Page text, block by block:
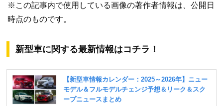
※この記事内で使用している画像の著作者情報は、公開日
時点のものです。
新型車に関する最新情報はコチラ！